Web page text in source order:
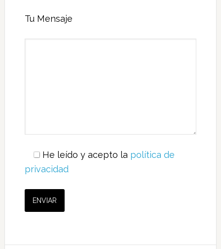
Tu Mensaje
He leído y acepto la política de
privacidad